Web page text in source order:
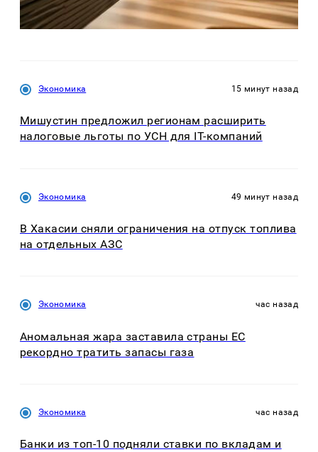
Экономика 15 минут назад
Мишустин предложил регионам расширить
налоговые льготы по УСН для IT-компаний
Экономика 49 минут назад
В Хакасии сняли ограничения на отпуск топлива
на отдельных АЗС
Экономика час назад
Аномальная жара заставила страны ЕС
рекордно тратить запасы газа
Экономика час назад
Банки из топ-10 подняли ставки по вкладам и